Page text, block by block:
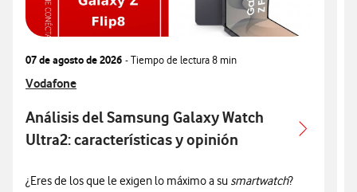
07 de agosto de 2026 - Tiempo de lectura8 min
Ver más articulos relacionados con
Vodafone
Análisis del Samsung Galaxy Watch
Ultra2: características y opinión
¿Eres de los que le exigen lo máximo a su smartwatch?